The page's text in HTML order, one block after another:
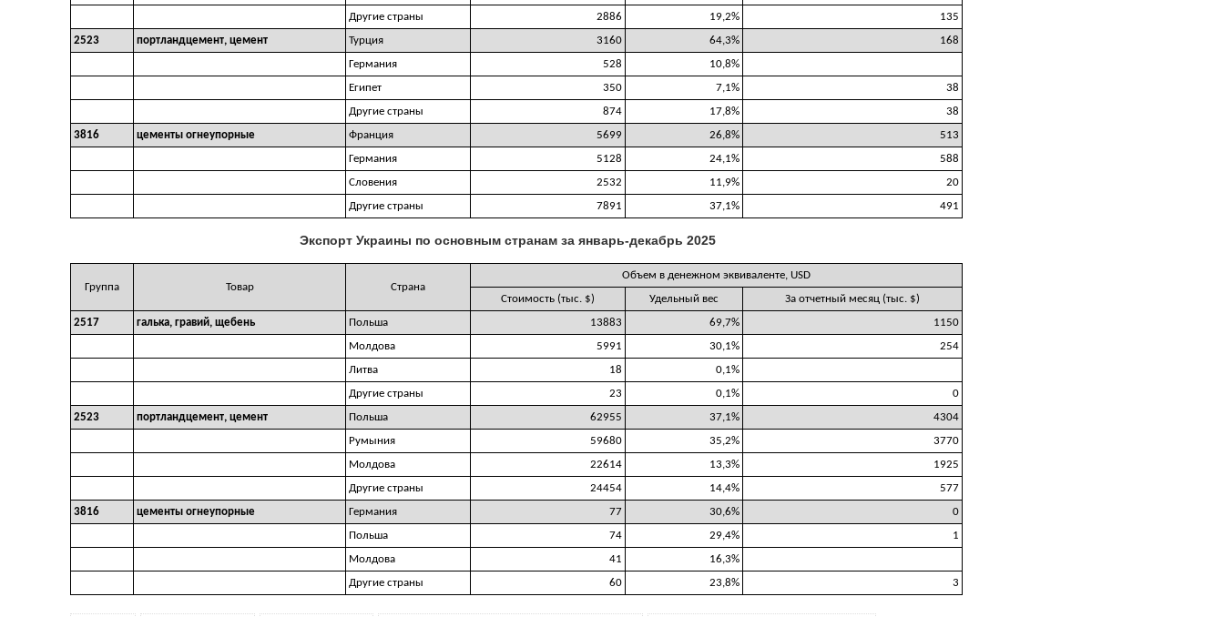
Другие страны
2886 19,2%
135
2523
портландцемент, цемент Турция 3160 64,3%
168
Германия
528
10,8%
Египет
350 7,1%
38
Другие страны
874 17,8%
38
3816
цементы огнеупорные Франция 5699 26,8%
513
Германия
5128 24,1%
588
Словения
2532 11,9%
20
Другие страны
7891 37,1% 491
Экспорт Украины по основным странам за январь-декабрь 2025
Группа Товар Страна
Объем в денежном эквиваленте, USD
Стоимость (тыс. $)
Удельный вес
За отчетный месяц (тыс. $)
2517
галька, гравий, щебень Польша 13883 69,7%
1150
Молдова
5991 30,1%
254
Литва
18
0,1%
Другие страны
23 0,1%
0
2523
портландцемент, цемент Польша 62955 37,1%
4304
Румыния
59680 35,2%
3770
Молдова
22614 13,3%
1925
Другие страны
24454 14,4%
577
3816
цементы огнеупорные Германия 77 30,6%
0
Польша
74 29,4%
1
Молдова
41
16,3%
Другие страны
60 23,8% 3